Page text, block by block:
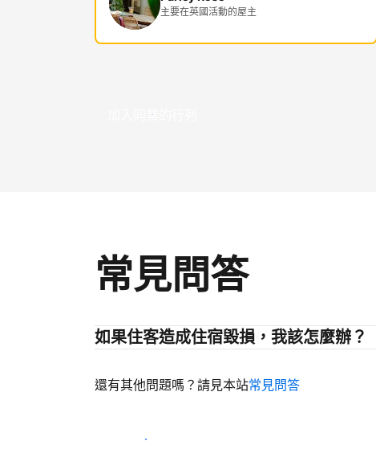
主要在英國活動的屋主
加入同業的行列
常見問答
如果住客造成住宿毀損，我該怎麼辦？
還有其他問題嗎？請見本站常見問答
開始迎接住客